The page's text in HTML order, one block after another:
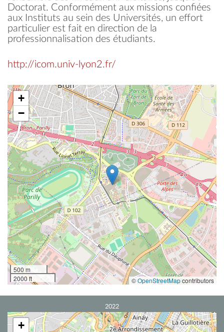
Doctorat. Conformément aux missions confiées
aux Instituts au sein des Universités, un effort
particulier est fait en direction de la
professionnalisation des étudiants.
http://icom.univ-lyon2.fr/
+
−
500 m
2000 ft
©OpenStreetMapcontributors
2022
+